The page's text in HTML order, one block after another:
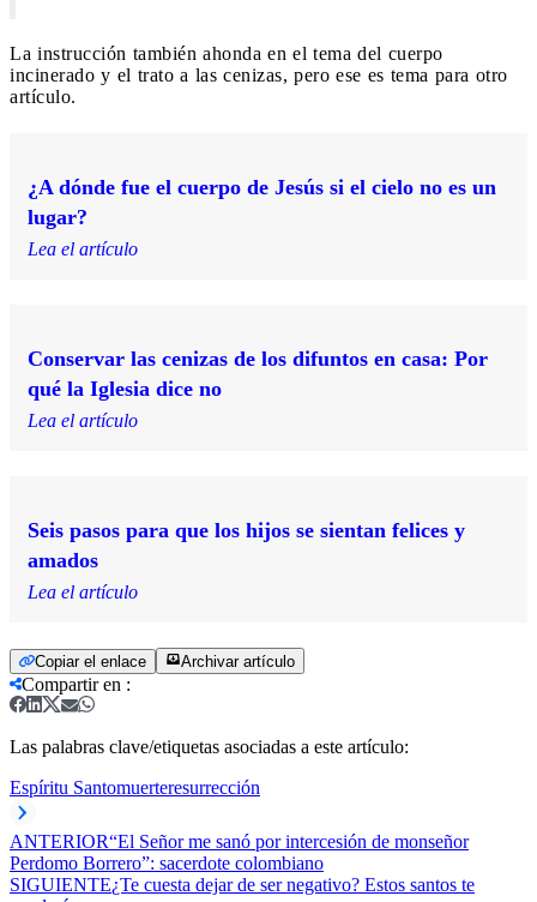
La instrucción también ahonda en el tema del cuerpo
incinerado y el trato a las cenizas, pero ese es tema para otro
artículo.
¿A dónde fue el cuerpo de Jesús si el cielo no es un
lugar?
Lea el artículo
Conservar las cenizas de los difuntos en casa: Por
qué la Iglesia dice no
Lea el artículo
Seis pasos para que los hijos se sientan felices y
amados
Lea el artículo
Copiar el enlace Archivar artículo
Compartir en :
Las palabras clave/etiquetas asociadas a este artículo:
Espíritu Santomuerteresurrección
ANTERIOR“El Señor me sanó por intercesión de monseñor
Perdomo Borrero”: sacerdote colombiano
SIGUIENTE¿Te cuesta dejar de ser negativo? Estos santos te